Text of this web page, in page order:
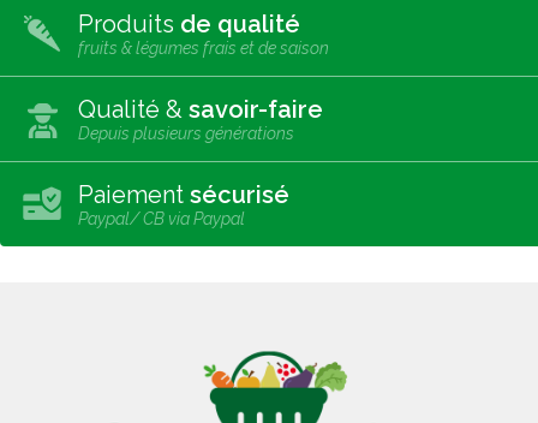
Produits de qualité
fruits & légumes frais et de saison
Qualité & savoir-faire
Depuis plusieurs générations
Paiement sécurisé
Paypal/ CB via Paypal